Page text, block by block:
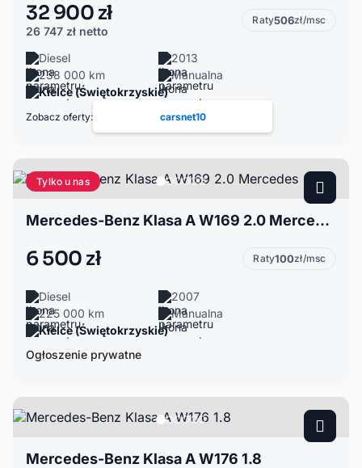
32 900 zł
26 747 zł netto
Raty506zł/msc
Diesel
2013
238 000 km
Manualna
Kielce (Świętokrzyskie)
Zobacz oferty: carsnet10
Tylko u nas
Mercedes-Benz Klasa A W169 2.0 Mercedes
6 500 zł Raty100zł/msc
Diesel
2007
225 000 km
Manualna
Kielce (Świętokrzyskie)
Ogłoszenie prywatne
Mercedes-Benz Klasa A W176 1.8